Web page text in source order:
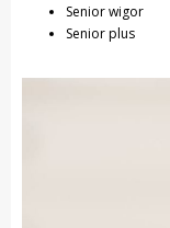
Senior wigor
Senior plus